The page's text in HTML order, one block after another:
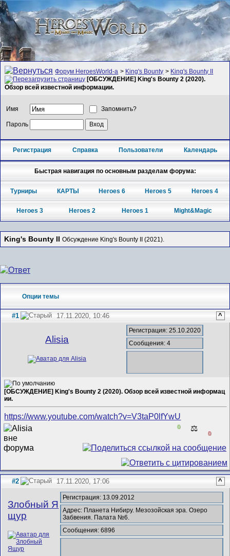
Форум HeroesWorld-а > King's Bounty > King's Bounty II
[ОБСУЖДЕНИЕ] King's Bounty 2 (2020).
Обзор всей известной информации.
Имя Запомнить?
Пароль
Регистрация Справка Пользователи Календарь
Быстрая навигация по основным разделам форума:
Турниры КАРТЫ Heroes 6 Heroes 5 Heroes 4
Heroes 3 Heroes 2 Heroes 1 Might&Magic
King's Bounty II Обсуждение King's Bounty II (2021).
Опции темы
#1 17.11.2020, 10:46 ^
Alisia
Регистрация: 25.10.2020
Сообщения: 4
[ОБСУЖДЕНИЕ] King's Bounty 2 (2020). Обзор всей известной информац
ии.
https://www.youtube.com/watch?v=V3taP0lfYwU
0 ⚖️
0
#2 17.11.2020, 17:06 ^
Злобный Я
щур
Регистрация: 13.09.2012
Адрес: Планета Нибиру. Мезозойская эра. Озеро
Забвения. Палата №6.
Сообщения: 6896